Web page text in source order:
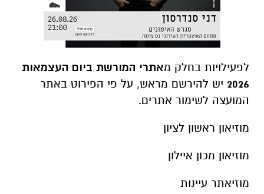
לפעילויות בחלק מאתרי המורשת ביום העצמאות
2026 יש להירשם מראש, על פי הפירוט באתר
המועצה לשימור אתרים.
מוזיאון ראשון לציון
מוזיאון מכון איילון
מוזיאתר עיינות